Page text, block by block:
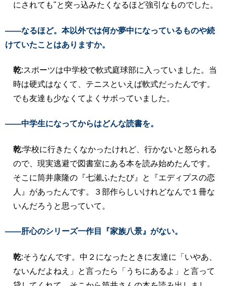
にされても"と突っ込みたくなるほど強引なものでした。
――なるほど。本以外では何か夢中になっているものや続
けていたことはありますか。
乾:スポーツは中学校で軟式庭球部に入っていました。当
時は硬式はなくて、テニスといえば軟式だったんです。
でも友達も少なくてよくサボっていました。
――中学生になってからはどんな読書を。
乾:学校に行きたくなかったけれど、行かないと怒られる
ので、現実逃避で図書室にある本を読み始めたんです。
そこに筒井康隆の『七瀬ふたたび』と『エディプスの恋
人』があったんです。３部作らしいけれどなんで１冊な
いんだろうと思っていて。
――肝心のシリーズ一作目『家族八景』がない。
乾:そうなんです。中２になったときに友達に「いやあ、
ないんだよねえ」と言ったら「うちにあるよ」と言って